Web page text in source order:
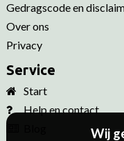
Gedragscode en
Over ons
Privacy
Service
Start
Help en contact
Wij